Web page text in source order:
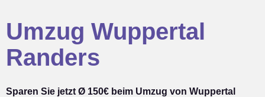
Umzug Wuppertal
Randers
Sparen Sie jetzt Ø 150€ beim Umzug von Wuppertal